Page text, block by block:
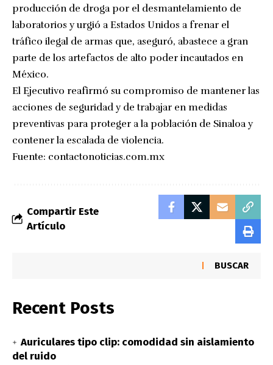
producción de droga por el desmantelamiento de
laboratorios y urgió a Estados Unidos a frenar el
tráfico ilegal de armas que, aseguró, abastece a gran
parte de los artefactos de alto poder incautados en
México.
El Ejecutivo reafirmó su compromiso de mantener las
acciones de seguridad y de trabajar en medidas
preventivas para proteger a la población de Sinaloa y
contener la escalada de violencia.
Fuente: contactonoticias.com.mx
Compartir Este
Artículo
BUSCAR
Recent Posts
Auriculares tipo clip: comodidad sin aislamiento
del ruido